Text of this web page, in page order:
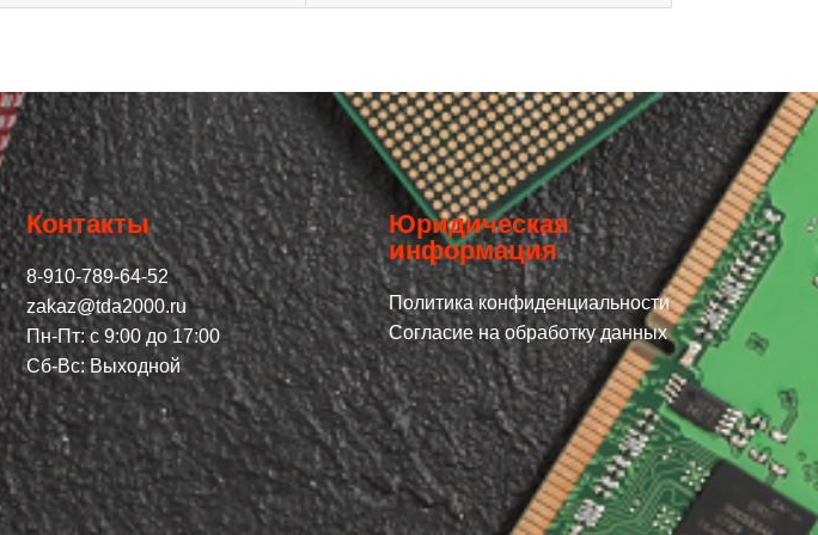
Контакты
8-910-789-64-52
zakaz@tda2000.ru
Пн-Пт: с 9:00 до 17:00
Сб-Вс: Выходной
Юридическая
информация
Политика конфиденциальности
Согласие на обработку данных